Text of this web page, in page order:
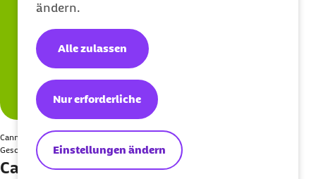
ändern.
Einstellungen ändern
Nur erforderliche
Alle zulassen
Cannabispflanzen haben verschiedene Inhaltsstoffe, die für Geruch,
Geschmack und Wirkung verantwortlich sind.
Cannabinoide – die wichtigsten